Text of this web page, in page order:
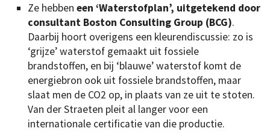
Ze hebben een ‘Waterstofplan’, uitgetekend door
consultant Boston Consulting Group (BCG).
Daarbij hoort overigens een kleurendiscussie: zo is
‘grijze’ waterstof gemaakt uit fossiele
brandstoffen, en bij ‘blauwe’ waterstof komt de
energiebron ook uit fossiele brandstoffen, maar
slaat men de CO2 op, in plaats van ze uit te stoten.
Van der Straeten pleit al langer voor een
internationale certificatie van die productie.